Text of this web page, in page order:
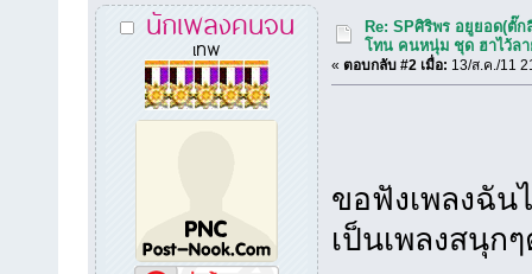
นักเพลงคนจน
เทพ
Re: SPศิริพร อยูยอด(ตั๊
โทน คนหนุ่ม ชุด ฮาไว้ล
« ตอบกลับ #2 เมื่อ: 13/ส.ค./11
ขอฟังเพลงฉั
เป็นเพลงสนุก